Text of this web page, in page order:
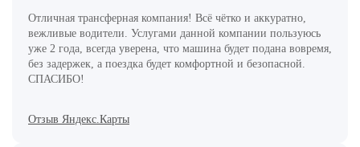
Отличная трансферная компания! Всё чётко и аккуратно,
вежливые водители. Услугами данной компании пользуюсь
уже 2 года, всегда уверена, что машина будет подана вовремя,
без задержек, а поездка будет комфортной и безопасной.
СПАСИБО!
Отзыв Яндекс.Карты